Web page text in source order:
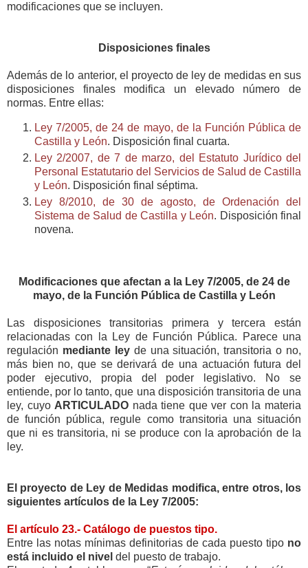
modificaciones que se incluyen.
Disposiciones finales
Además de lo anterior, el proyecto de ley de medidas en sus
disposiciones finales modifica un elevado número de
normas. Entre ellas:
Ley 7/2005, de 24 de mayo, de la Función Pública de
Castilla y León. Disposición final cuarta.
Ley 2/2007, de 7 de marzo, del Estatuto Jurídico del
Personal Estatutario del Servicios de Salud de Castilla
y León. Disposición final séptima.
Ley 8/2010, de 30 de agosto, de Ordenación del
Sistema de Salud de Castilla y León. Disposición final
novena.
Modificaciones que afectan a la Ley 7/2005, de 24 de
mayo, de la Función Pública de Castilla y León
Las disposiciones transitorias primera y tercera están
relacionadas con la Ley de Función Pública. Parece una
regulación mediante leyde una situación, transitoria o no,
más bien no, que se derivará de una actuación futura del
poder ejecutivo, propia del poder legislativo. No se
entiende, por lo tanto, que una disposición transitoria de una
ley, cuyo ARTICULADO nada tiene que ver con la materia
de función pública, regule como transitoria una situación
que ni es transitoria, ni se produce con la aprobación de la
ley.
El proyecto de Ley de Medidas modifica, entre otros, los
siguientes artículos de la Ley 7/2005:
El artículo 23.- Catálogo de puestos tipo.
Entre las notas mínimas definitorias de cada puesto tipo no
está incluido el nivel del puesto de trabajo.